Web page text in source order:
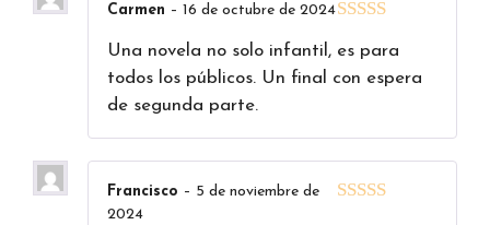
Carmen – 16 de octubre de 2024
Una novela no solo infantil, es para
todos los públicos. Un final con espera
de segunda parte.
Francisco – 5 de noviembre de
2024